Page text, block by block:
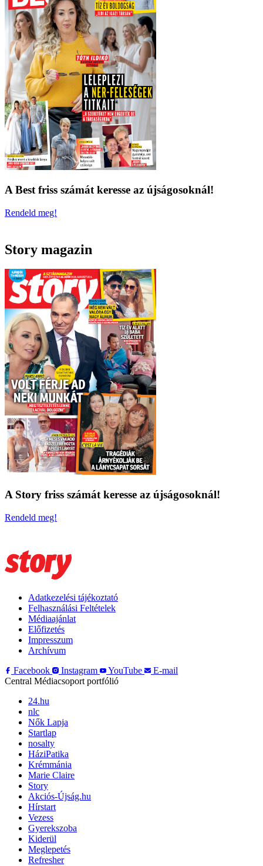
A Best friss számát keresse az újságosoknál!
Rendeld meg!
Story magazin
A Story friss számát keresse az újságosoknál!
Rendeld meg!
Adatkezelési tájékoztató
Felhasználási Feltételek
Médiaajánlat
Előfizetés
Impresszum
Archívum
Facebook
Instagram YouTube
E-mail
Central Médiacsoport portfólió
24.hu
nlc
Nők Lapja
Startlap
nosalty
HáziPatika
Krémmánia
Marie Claire
Story
Akciós-Újság.hu
Hírstart
Vezess
Gyerekszoba
Kiderül
Meglepetés
Refresher